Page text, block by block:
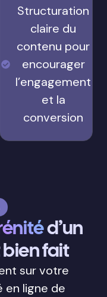
Structuration
claire du
contenu pour
encourager
l’engagement
et la
conversion
d’un
fait
sur votre
en ligne de